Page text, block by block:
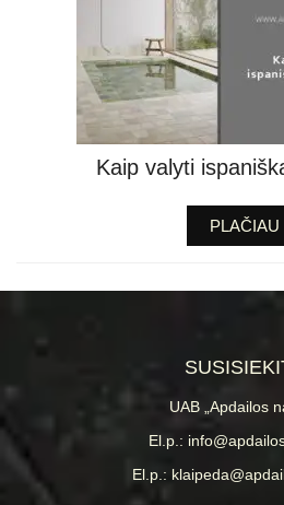
Kaip valyti
PLAČIAU
UAB „Apdailos
El.p.:
El.p.: